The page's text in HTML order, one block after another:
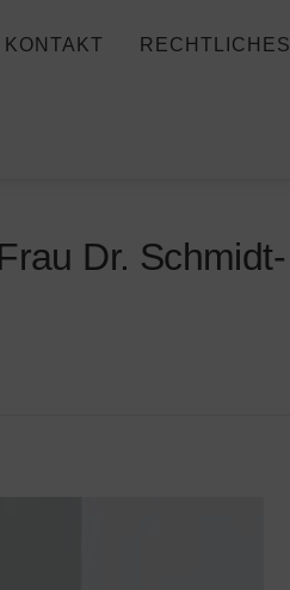
KONTAKT RECHTLICHES
Dr. Schmidt-